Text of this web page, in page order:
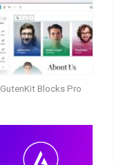
GutenKit Blocks Pro